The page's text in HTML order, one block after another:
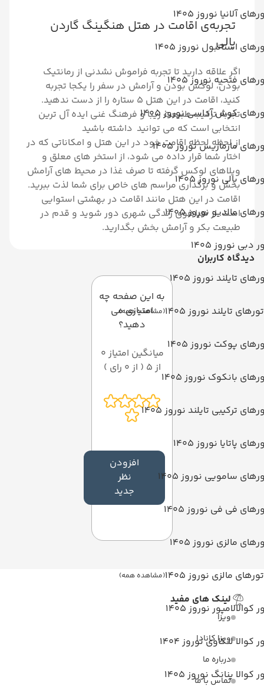
آلانیا نوروز 1405
استانبول نوروز 1405
فتحیه نوروز 1405
کوش آداسی نوروز 1405
مارماریس نوروز 1405
بالی نوروز 1405
مالدیو نوروز 1405
دبی نوروز 1405
تایلند نوروز 1405
تورهای تایلند نوروز 1405 (مشاهده همه)
پوکت نوروز 1405
بانکوک نوروز 1405
ترکیبی تایلند نوروز 1405
پاتایا نوروز 1405
سامویی نوروز 1405
فی فی نوروز 1405
مالزی نوروز 1405
تورهای مالزی نوروز 1405 (مشاهده همه)
کوالالامپور نوروز 1405
کوالا لنکاوی نوروز 1404
کوالا پنانگ نوروز 1405
تجربه‌ی اقامت در هتل هنگینگ گاردن
بالی
اگر علاقه دارید تا تجربه فراموش نشدنی از رمانتیک
بودن، لوکس بودن و آرامش در سفر را یکجا تجربه
کنید، اقامت در این هتل 5 ستاره را از دست ندهید.
تجربه ترکیب طبیعت زیبا و فرهنگ غنی ایده آل ترین
انتخابی است که می توانید داشته باشید
از لحظه لحظه اقامت خود در این هتل و امکاناتی که در
اختار شما قرار داده می شود، از استخر های معلق و
ویلاهای لوکس گرفته تا صرف غذا در محیط های آرامش
بخش و برگذاری مراسم های خاص برای شما لذت ببرید.
اقامت در این هتل مانند اقامت در بهشتی استوایی
است. از هیاهوی زندگی شهری دور شوید و قدم در
طبیعت بکر و آرامش بخش بگدارید.
دیدگاه کاربران
به این صفحه چه
امتیازی می
دهید؟
میانگین امتیاز 0
از 5 ( از 0 رای )
افزودن
نظر
جدید
لینک های مفید
ویزا
ویزا کانادا
درباره ما
تماس با ما